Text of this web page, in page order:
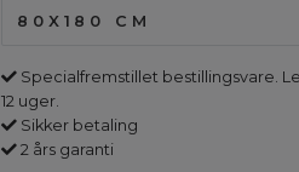
80X180 CM
Specialfremstillet bestillingsvare.
12 uger.
Sikker betaling
2 års garanti